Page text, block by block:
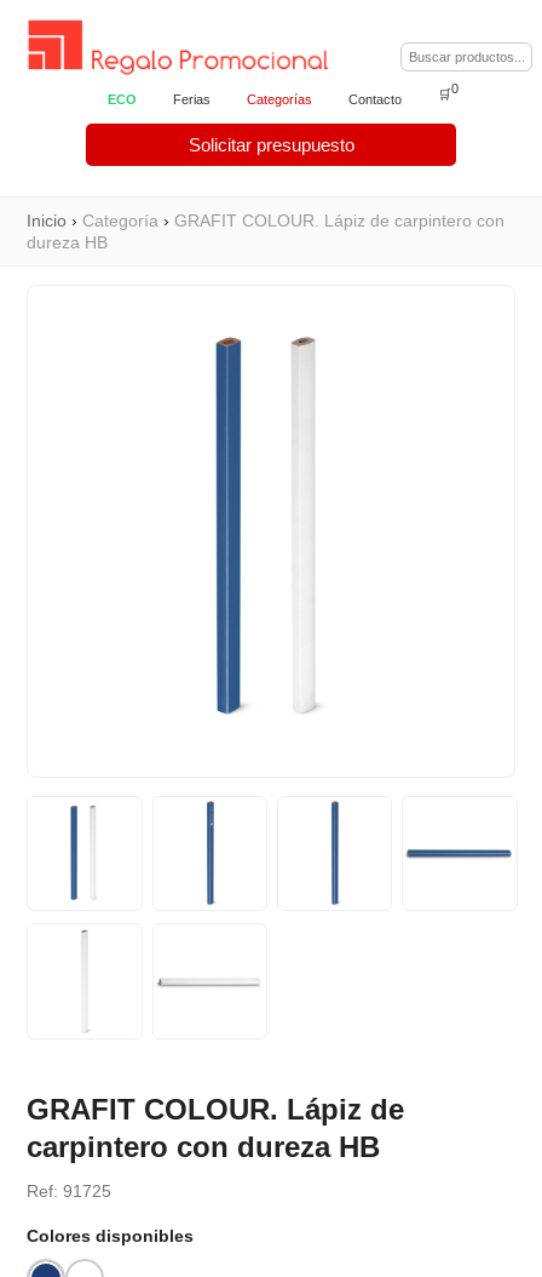
ECO Ferias Categorías Contacto
Solicitar presupuesto
🛒0
Inicio ›Categoría ›GRAFIT COLOUR. Lápiz de carpintero con
dureza HB
GRAFIT COLOUR. Lápiz de
carpintero con dureza HB
Ref: 91725
Colores disponibles